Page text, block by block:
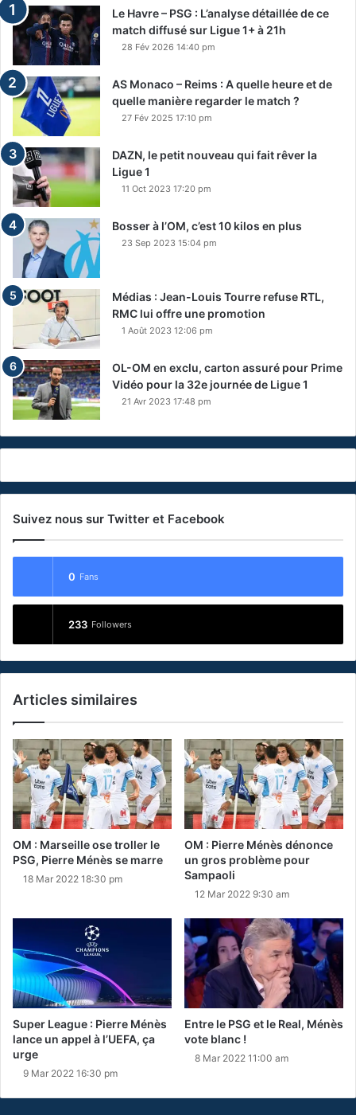
Le Havre – PSG : L’analyse détaillée de ce
match diffusé sur Ligue 1+ à 21h
28 Fév 2026 14:40 pm
AS Monaco – Reims : A quelle heure et de
quelle manière regarder le match ?
27 Fév 2025 17:10 pm
DAZN, le petit nouveau qui fait rêver la
Ligue 1
11 Oct 2023 17:20 pm
Bosser à l’OM, c’est 10 kilos en plus
23 Sep 2023 15:04 pm
Médias : Jean-Louis Tourre refuse RTL,
RMC lui offre une promotion
1 Août 2023 12:06 pm
OL-OM en exclu, carton assuré pour Prime
Vidéo pour la 32e journée de Ligue 1
21 Avr 2023 17:48 pm
Suivez nous sur Twitter et Facebook
0 Fans
233 Followers
Articles similaires
OM : Marseille ose troller le
PSG, Pierre Ménès se marre
18 Mar 2022 18:30 pm
OM : Pierre Ménès dénonce
un gros problème pour
Sampaoli
12 Mar 2022 9:30 am
Super League : Pierre Ménès
lance un appel à l’UEFA, ça
urge
9 Mar 2022 16:30 pm
Entre le PSG et le Real, Ménès
vote blanc !
8 Mar 2022 11:00 am